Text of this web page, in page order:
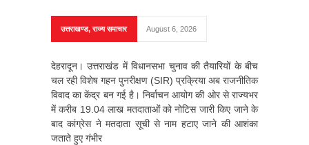
उत्तराखण्ड,राज्य समाचार August 6, 2026
देहरादून। उत्तराखंड में विधानसभा चुनाव की तैयारियों के बीच
चल रही विशेष गहन पुनरीक्षण (SIR) प्रक्रिया अब राजनीतिक
विवाद का केंद्र बन गई है। निर्वाचन आयोग की ओर से राज्यभर
में करीब 19.04 लाख मतदाताओं को नोटिस जारी किए जाने के
बाद कांग्रेस ने मतदाता सूची से नाम हटाए जाने की आशंका
जताते हुए गंभीर